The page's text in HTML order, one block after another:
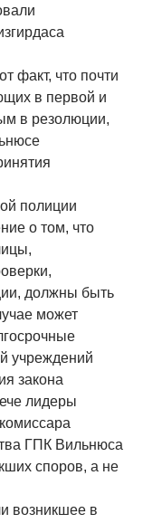
факт, что почти
в первой и
в резолюции,
полиции
о том, что
должны быть
может
учреждений
закона
лидеры
ГПК Вильнюса
споров, а не
возникшее в